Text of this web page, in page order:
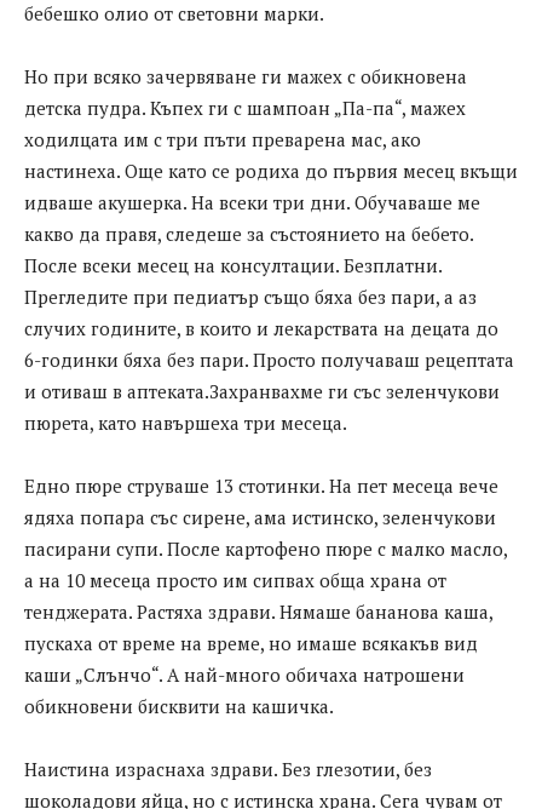
бебешко олио от световни марки.
Но при всяко зачервяване ги мажех с обикновена
детска пудра. Къпех ги с шампоан „Па-па“, мажех
ходилцата им с три пъти преварена мас, ако
настинеха. Още като се родиха до първия месец вкъщи
идваше акушерка. На всеки три дни. Обучаваше ме
какво да правя, следеше за състоянието на бебето.
После всеки месец на консултации. Безплатни.
Прегледите при педиатър също бяха без пари, а аз
случих годините, в които и лекарствата на децата до
6-годинки бяха без пари. Просто получаваш рецептата
и отиваш в аптеката.Захранвахме ги със зеленчукови
пюрета, като навършеха три месеца.
Едно пюре струваше 13 стотинки. На пет месеца вече
ядяха попара със сирене, ама истинско, зеленчукови
пасирани супи. После картофено пюре с малко масло,
а на 10 месеца просто им сипвах обща храна от
тенджерата. Растяха здрави. Нямаше бананова каша,
пускаха от време на време, но имаше всякакъв вид
каши „Слънчо“. А най-много обичаха натрошени
обикновени бисквити на кашичка.
Наистина израснаха здрави. Без глезотии, без
шоколадови яйца, но с истинска храна. Сега чувам от